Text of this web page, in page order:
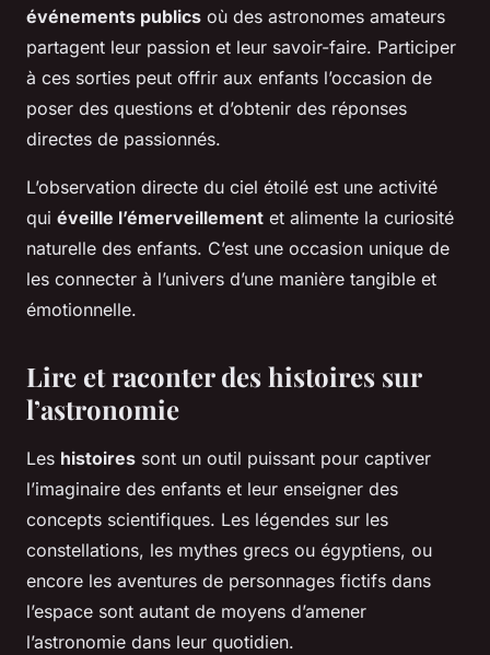
événements publics où des astronomes amateurs
partagent leur passion et leur savoir-faire. Participer
à ces sorties peut offrir aux enfants l’occasion de
poser des questions et d’obtenir des réponses
directes de passionnés.
L’observation directe du ciel étoilé est une activité
qui éveille l’émerveillement et alimente la curiosité
naturelle des enfants. C’est une occasion unique de
les connecter à l’univers d’une manière tangible et
émotionnelle.
Lire et raconter des histoires sur
l’astronomie
Les histoires sont un outil puissant pour captiver
l’imaginaire des enfants et leur enseigner des
concepts scientifiques. Les légendes sur les
constellations, les mythes grecs ou égyptiens, ou
encore les aventures de personnages fictifs dans
l’espace sont autant de moyens d’amener
l’astronomie dans leur quotidien.